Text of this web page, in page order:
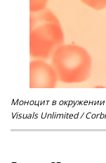
Моноцит в окружении
Visuals Unlimited /